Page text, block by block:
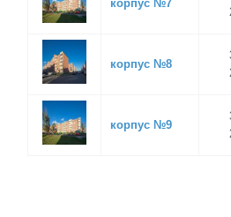
корпус №7
корпус №8
корпус №9